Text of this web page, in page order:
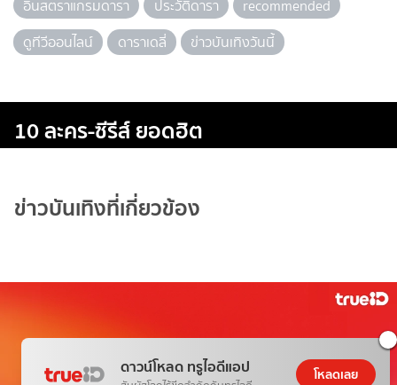
อินสตราแกรมดารา
ประวัติดารา
recommended
ดูทีวีออนไลน์
ดาราเดลี่ ข่าวบันเทิงวันนี้
10 ละคร-ซีรีส์ ยอดฮิต
ข่าวบันเทิงที่เกี่ยวข้อง
ดาวน์โหลด ทรูไอดีแอป โหลดเลย